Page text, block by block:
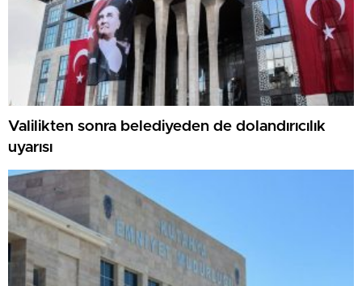
Valilikten sonra belediyeden de dolandırıcılık
uyarısı